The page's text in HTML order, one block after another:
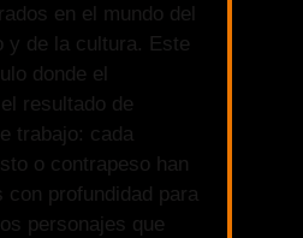
en el mundo del
y de la cultura. Este
donde el
resultado de
trabajo: cada
o contrapeso han
con profundidad para
personajes que